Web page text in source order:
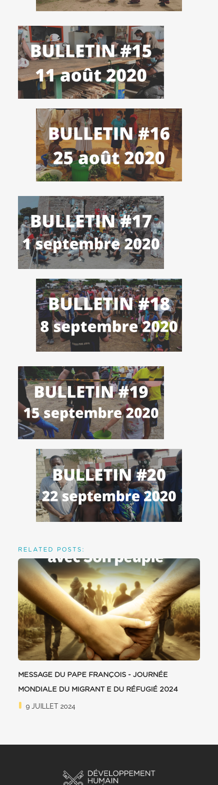
RELATED POSTS:
MESSAGE DU PAPE FRANÇOIS - JOURNÉE
MONDIALE DU MIGRANT E DU RÉFUGIÉ 2024
9 JUILLET 2024